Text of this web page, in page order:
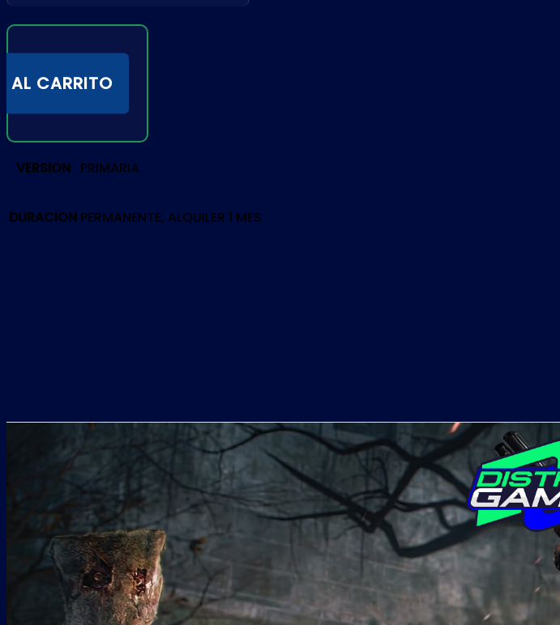
AL CARRITO
VERSION PRIMARIA
DURACION PERMANENTE, ALQUILER 1 MES